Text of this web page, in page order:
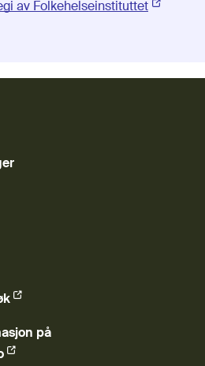
av Folkehelseinstituttet (Ekstern
på